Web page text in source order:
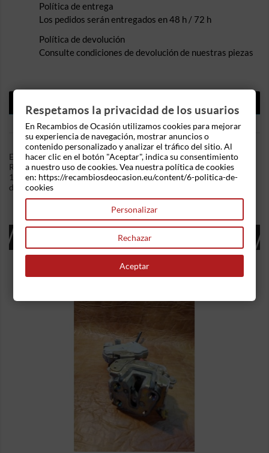
Política de entrega
Los pedidos serán entregados en 48 h / 72 h
Política de devolución
Consulte condiciones de devolución de nuestras piezas
DETALLES DEL PRODUCTO
En Recambios de Ocasion disponemos de Airbag Conductor
Rover 400 (RT) (1995-2000) 420 D (86 cv) .Referencia Interna:
10171855342836 - Ref: D39810509409. Ademas, disponemos
de mas recambios, si tiene cualquier duda consultenos.
16 OTROS PRODUCTOS EN LA MISMA
CATEGORÍA:
Respetamos la privacidad de los usuarios
En Recambios de Ocasión utilizamos cookies para mejorar
su experiencia de navegación, mostrar anuncios o
contenido personalizado y analizar el tráfico del sitio. Al
hacer clic en el botón "Aceptar", indica su consentimiento
a nuestro uso de cookies. Vea nuestra política de cookies
en: https://recambiosdeocasion.eu/content/6-politica-de-
cookies
Personalizar
Rechazar
Aceptar